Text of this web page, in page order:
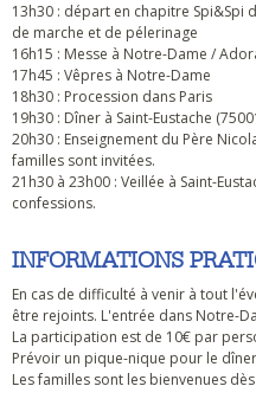
13h30 : départ en chapitre Spi&Spi
de marche et de pélerinage
16h15 : Messe à Notre-Dame /
17h45 : Vêpres à Notre-Dame
18h30 : Procession dans Paris
19h30 : Dîner à Saint-Eustache
20h30 : Enseignement du Père
familles sont invitées.
21h30 à 23h00 : Veillée à Saint-
confessions.
INFORMATIONS
En cas de difficulté à venir à tout
être rejoints. L'entrée dans Notre-
La participation est de 10€ par
Prévoir un pique-nique pour le dîner
Les familles sont les bienvenues